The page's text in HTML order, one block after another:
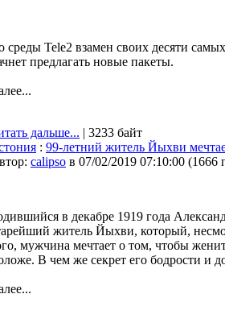
среды Tele2 взамен своих десяти
предлагать новые пакеты.
дальше... | 3233 байт
: 99-летний житель Йыхви
calipso в 07/02/2019 07:10:00 (1666
в декабре 1919 года
житель Йыхви, который,
мужчина мечтает о том, чтобы
В чем же секрет его бодрости и